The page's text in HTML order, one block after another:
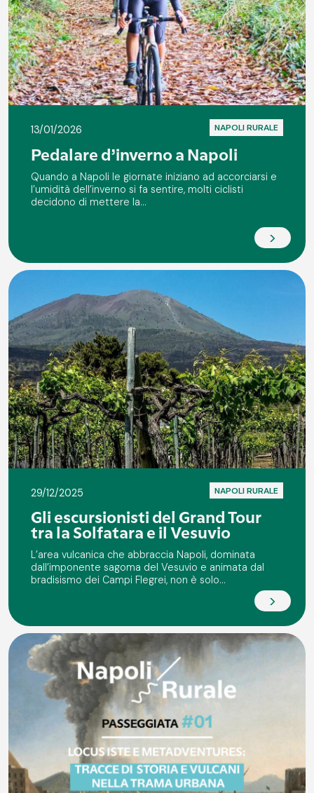
13/01/2026 NAPOLI RURALE
Pedalare d’inverno a Napoli
Quando a Napoli le giornate iniziano ad accorciarsi e
l’umidità dell’inverno si fa sentire, molti ciclisti
decidono di mettere la...
>
29/12/2025 NAPOLI RURALE
Gli escursionisti del Grand Tour
tra la Solfatara e il Vesuvio
L’area vulcanica che abbraccia Napoli, dominata
dall’imponente sagoma del Vesuvio e animata dal
bradisismo dei Campi Flegrei, non è solo...
>